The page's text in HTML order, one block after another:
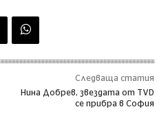
Следваща статия
Нина Добрев, звездата от TVD
се прибра в София